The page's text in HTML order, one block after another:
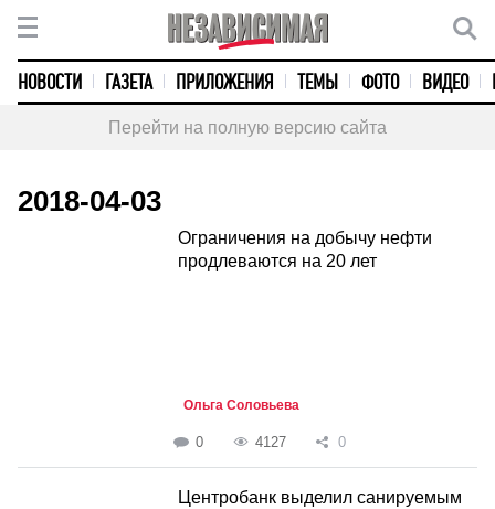
НОВОСТИ ГАЗЕТА ПРИЛОЖЕНИЯ ТЕМЫ ФОТО ВИДЕО
Перейти на полную версию сайта
2018-04-03
Ограничения на добычу нефти
продлеваются на 20 лет
Ольга Соловьева
0 4127 0
Центробанк выделил санируемым